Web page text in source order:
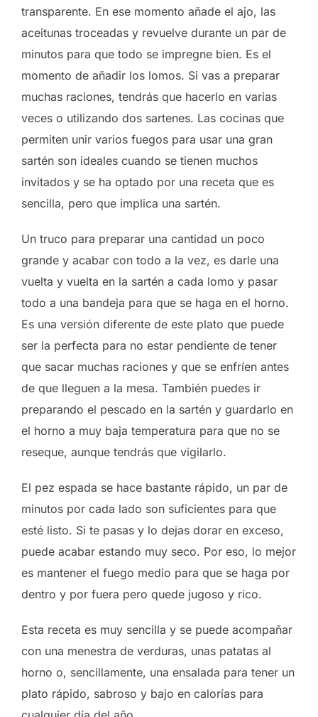
transparente. En ese momento añade el ajo, las
aceitunas troceadas y revuelve durante un par de
minutos para que todo se impregne bien. Es el
momento de añadir los lomos. Si vas a preparar
muchas raciones, tendrás que hacerlo en varias
veces o utilizando dos sartenes. Las cocinas que
permiten unir varios fuegos para usar una gran
sartén son ideales cuando se tienen muchos
invitados y se ha optado por una receta que es
sencilla, pero que implica una sartén.
Un truco para preparar una cantidad un poco
grande y acabar con todo a la vez, es darle una
vuelta y vuelta en la sartén a cada lomo y pasar
todo a una bandeja para que se haga en el horno.
Es una versión diferente de este plato que puede
ser la perfecta para no estar pendiente de tener
que sacar muchas raciones y que se enfríen antes
de que lleguen a la mesa. También puedes ir
preparando el pescado en la sartén y guardarlo en
el horno a muy baja temperatura para que no se
reseque, aunque tendrás que vigilarlo.
El pez espada se hace bastante rápido, un par de
minutos por cada lado son suficientes para que
esté listo. Si te pasas y lo dejas dorar en exceso,
puede acabar estando muy seco. Por eso, lo mejor
es mantener el fuego medio para que se haga por
dentro y por fuera pero quede jugoso y rico.
Esta receta es muy sencilla y se puede acompañar
con una menestra de verduras, unas patatas al
horno o, sencillamente, una ensalada para tener un
plato rápido, sabroso y bajo en calorías para